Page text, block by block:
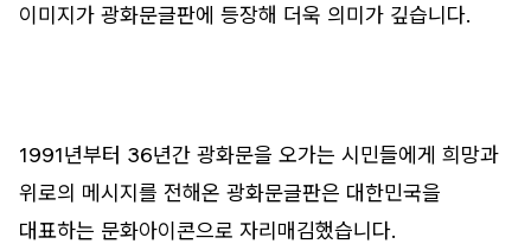
이미지가 광화문글판에 등장해 더욱 의미가 깊습니다.
1991년부터 36년간 광화문을 오가는 시민들에게 희망과
위로의 메시지를 전해온 광화문글판은 대한민국을
대표하는 문화아이콘으로 자리매김했습니다.